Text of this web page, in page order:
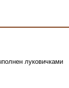
луковичками